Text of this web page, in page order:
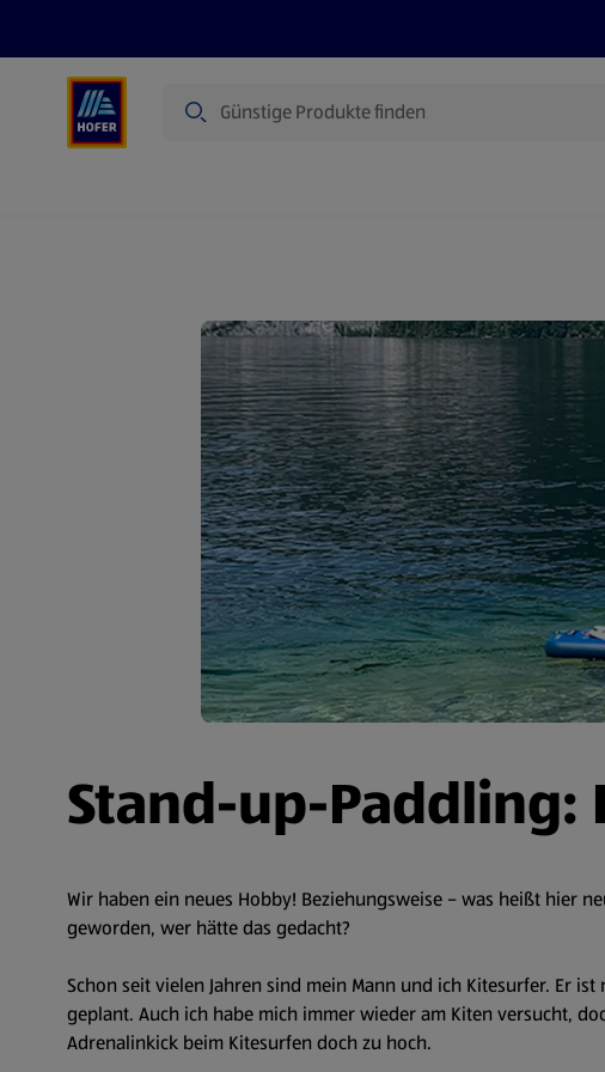
Stand-up-Paddling:
Wir haben ein neues Hobby! Beziehungsweise – was heißt hier
geworden, wer hätte das gedacht?
Schon seit vielen Jahren sind mein Mann und ich Kitesurfer. Er
geplant. Auch ich habe mich immer wieder am Kiten versucht,
Adrenalinkick beim Kitesurfen doch zu hoch.